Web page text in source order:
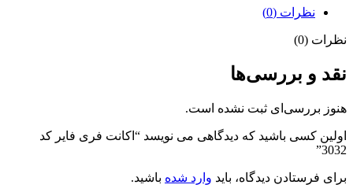
نظرات (0)
نظرات (0)
نقد و بررسی‌ها
هنوز بررسی‌ای ثبت نشده است.
اولین کسی باشید که دیدگاهی می نویسد “اکانت فری فایر کد
3032”
برای فرستادن دیدگاه، باید وارد شده باشید.